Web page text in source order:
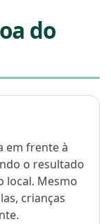
do
em frente à
o resultado
local. Mesmo
crianças